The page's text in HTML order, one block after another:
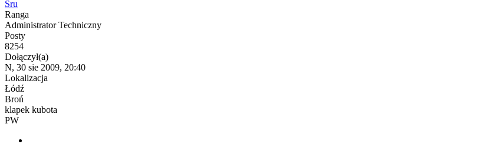
Sru
Ranga
Administrator Techniczny
Posty
8254
Dołączył(a)
N, 30 sie 2009, 20:40
Lokalizacja
Łódź
Broń
klapek kubota
PW